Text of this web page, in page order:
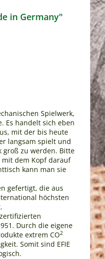
in Germany"
Spielwerk,
Es handelt sich eben
mit der bis heute
langsam spielt und
groß zu werden. Bitte
mit dem Kopf darauf
kann man sie
gefertigt, die aus
höchsten
Durch die eigene
extrem CO2
Somit sind EFIE